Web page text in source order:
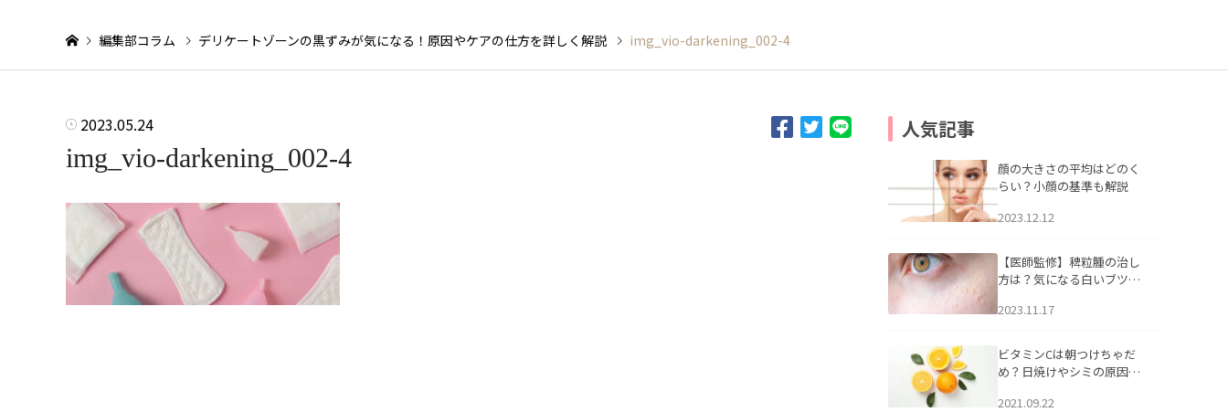
編集部コラム デリケートゾーンの黒ずみが気になる！原因やケアの仕方を詳しく解説 img_vio-darkening_002-4
2023.05.24
img_vio-darkening_002-4
人気記事
顔の大きさの平均はどのく
らい？小顔の基準も解説
2023.12.12
【医師監修】稗粒腫の治し
方は？気になる白いブツブ
アについて
2023.11.17
ビタミンCは朝つけちゃだ
め？日焼けやシミの原因に
2021.09.22